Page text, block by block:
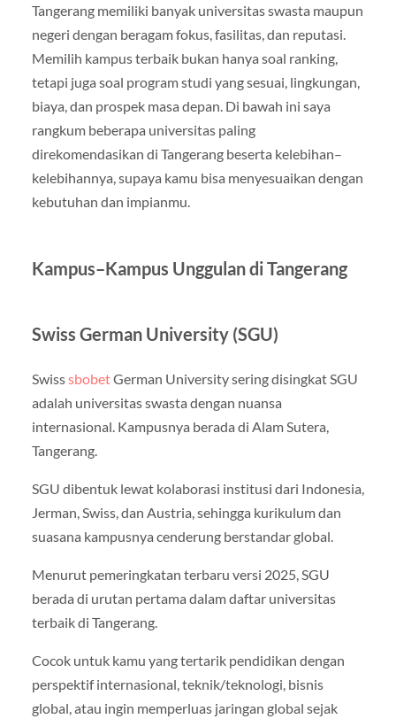
Tangerang memiliki banyak universitas swasta maupun
negeri dengan beragam fokus, fasilitas, dan reputasi.
Memilih kampus terbaik bukan hanya soal ranking,
tetapi juga soal program studi yang sesuai, lingkungan,
biaya, dan prospek masa depan. Di bawah ini saya
rangkum beberapa universitas paling
direkomendasikan di Tangerang beserta kelebihan–
kelebihannya, supaya kamu bisa menyesuaikan dengan
kebutuhan dan impianmu.
Kampus–Kampus Unggulan di Tangerang
Swiss German University (SGU)
SwisssbobetGerman University sering disingkat SGU
adalah universitas swasta dengan nuansa
internasional. Kampusnya berada di Alam Sutera,
Tangerang.
SGU dibentuk lewat kolaborasi institusi dari Indonesia,
Jerman, Swiss, dan Austria, sehingga kurikulum dan
suasana kampusnya cenderung berstandar global.
Menurut pemeringkatan terbaru versi 2025, SGU
berada di urutan pertama dalam daftar universitas
terbaik di Tangerang.
Cocok untuk kamu yang tertarik pendidikan dengan
perspektif internasional, teknik/teknologi, bisnis
global, atau ingin memperluas jaringan global sejak